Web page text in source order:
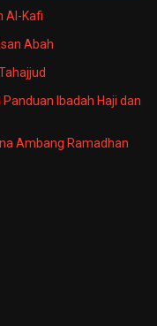
Al-Kafi
Abah
Ibadah Haji dan
Ambang Ramadhan